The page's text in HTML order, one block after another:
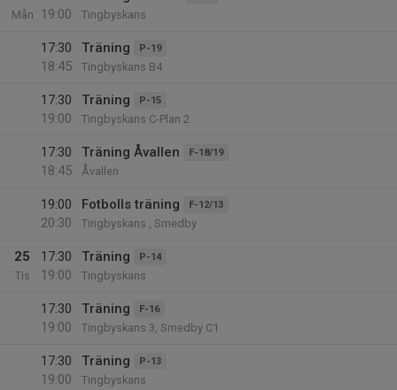
Mån
19:00
Tingbyskans
17:30
18:45
Träning P-19
Tingbyskans B4
17:30
19:00
Träning P-15
Tingbyskans C-Plan 2
17:30
18:45
Träning Åvallen F-18/19
Åvallen
19:00
20:30
Fotbolls träning F-12/13
Tingbyskans , Smedby
25
Tis
17:30
19:00
Träning P-14
Tingbyskans
17:30
19:00
Träning F-16
Tingbyskans 3, Smedby C1
17:30
19:00
Träning P-13
Tingbyskans